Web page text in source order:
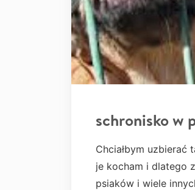
schronisko w
Chciałbym uzbierać
je kocham i dlatego
psiaków i wiele